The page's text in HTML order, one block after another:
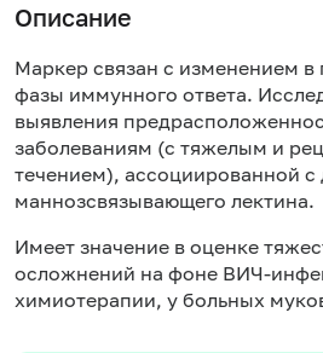
Описание
Маркер связан с изменением в
фазы иммунного ответа.
выявления
заболеваниям (с тяжелым и
течением), ассоциированной
маннозсвязывающего лектина.
Имеет значение в оценке
осложнений на фоне ВИЧ-
химиотерапии, у больных